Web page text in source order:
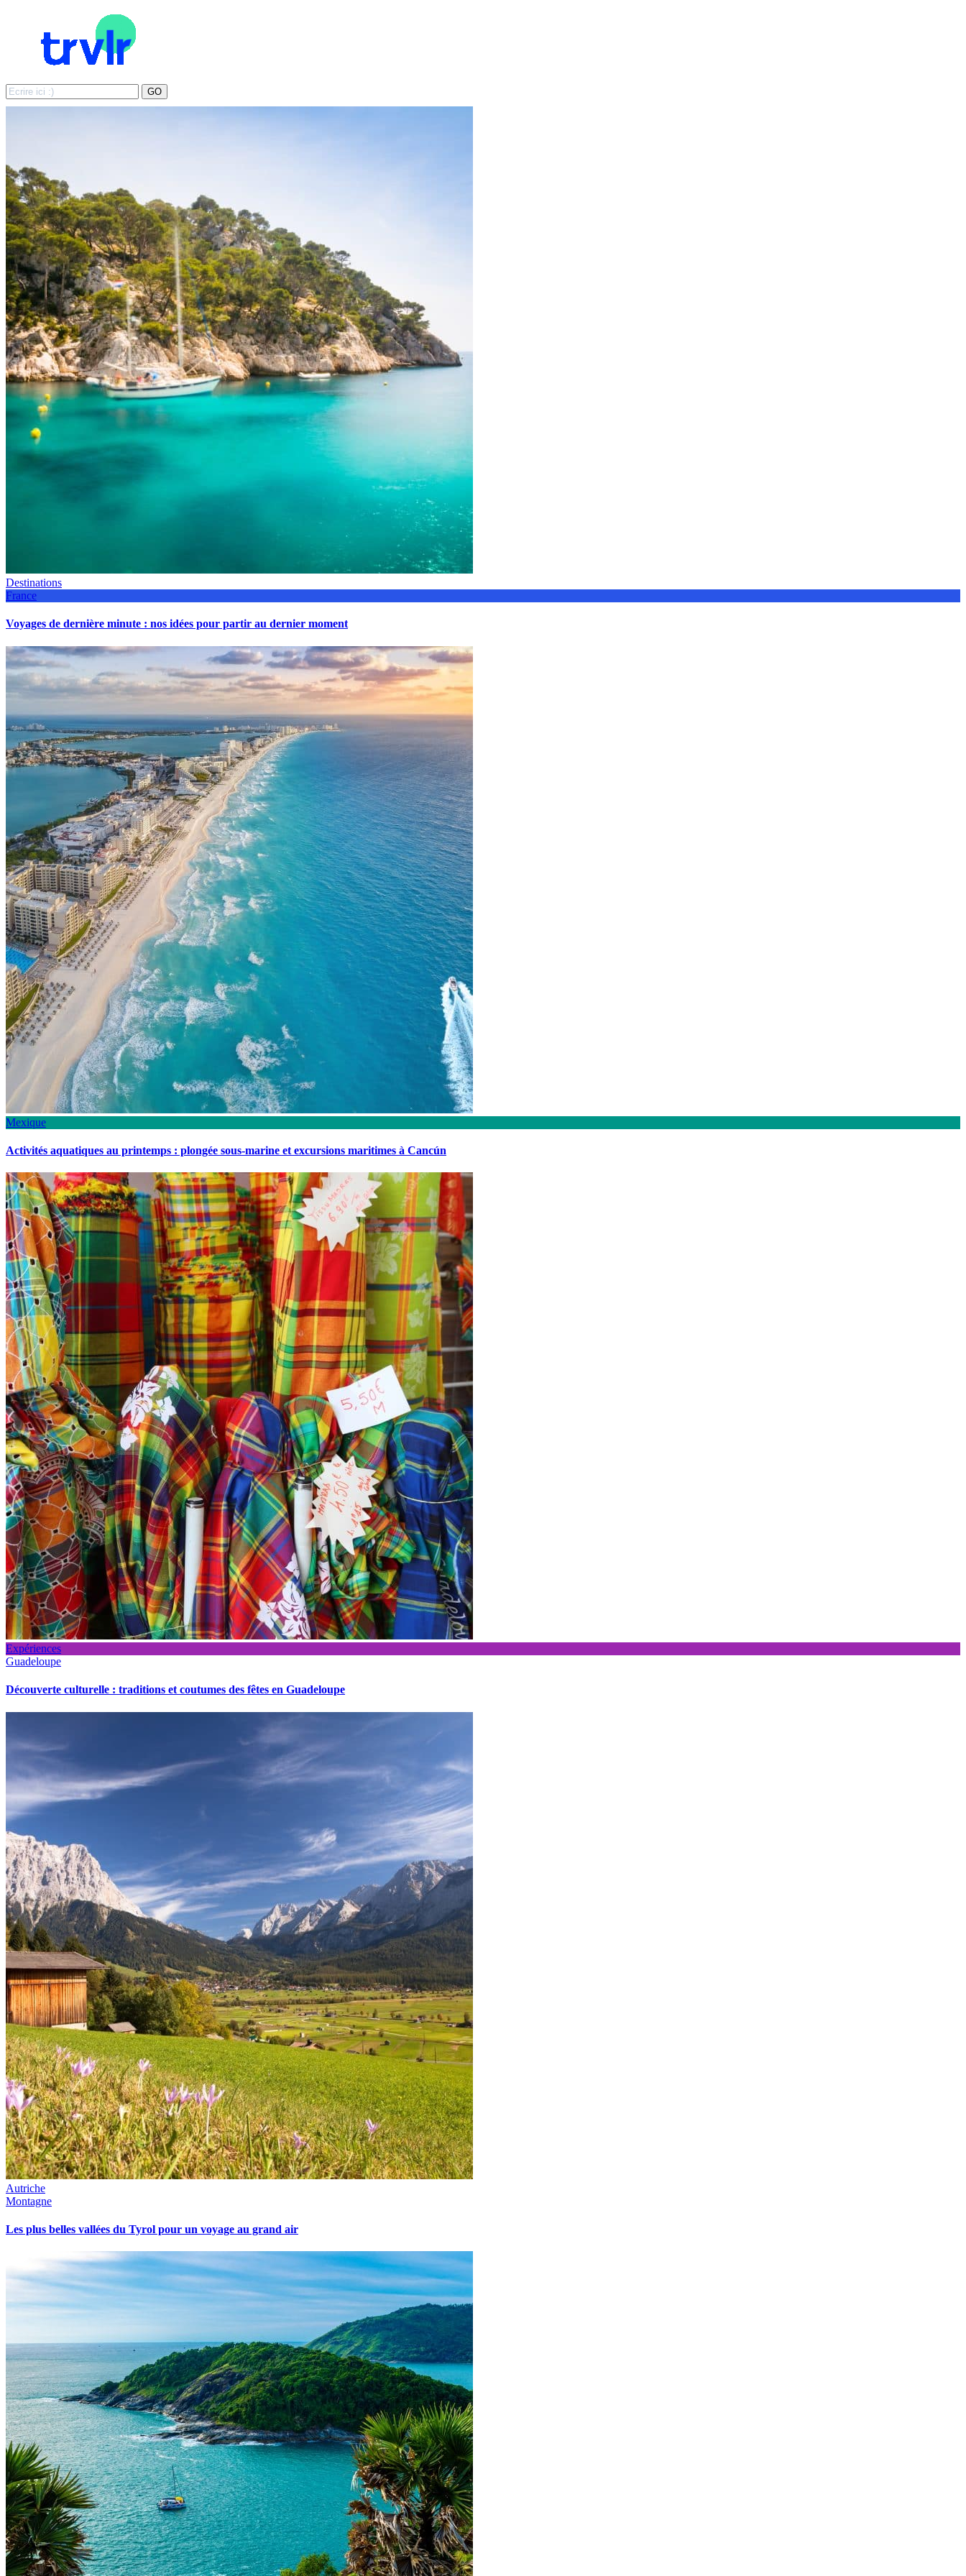
Search
for:
GO
Destinations
France
Voyages de dernière minute : nos idées pour partir au dernier moment
Mexique
Activités aquatiques au printemps : plongée sous-marine et excursions maritimes à Cancún
Expériences
Guadeloupe
Découverte culturelle : traditions et coutumes des fêtes en Guadeloupe
Autriche
Montagne
Les plus belles vallées du Tyrol pour un voyage au grand air